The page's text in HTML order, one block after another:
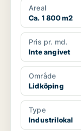
Areal
Ca. 1 800 m2
Pris pr. md.
Inte angivet
Område
Lidköping
Type
Industrilokal